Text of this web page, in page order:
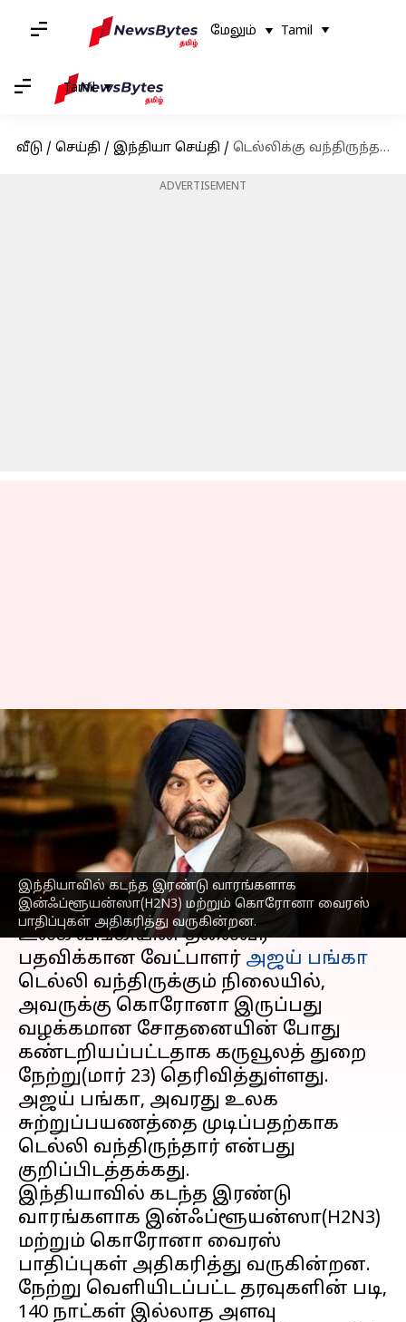
மேலும் Tamil
Tamil
வீடு / செய்தி / இந்தியா செய்தி / டெல்லிக்கு வந்திருந்த உலக வங்கியின் அடுத்த தலைவர் அஜய் பங்காவுக்கு கொரோனா
ADVERTISEMENT
இந்தியாவில் கடந்த இரண்டு வாரங்களாக
இன்ஃப்ளூயன்ஸா(H2N3) மற்றும் கொரோனா வைரஸ்
பாதிப்புகள் அதிகரித்து வருகின்றன.
டெல்லிக்கு வந்திருந்த
உலக வங்கியின் அடுத்த
தலைவர் அஜய்
பங்காவுக்கு கொரோனா
எழுதியவர் Sindhuja SM Mar 24, 2023 10:08 am
செய்தி முன்னோட்டம்
உலக வங்கியின் தலைவர்
பதவிக்கான வேட்பாளர் அஜய் பங்கா
டெல்லி வந்திருக்கும் நிலையில்,
அவருக்கு கொரோனா இருப்பது
வழக்கமான சோதனையின் போது
கண்டறியப்பட்டதாக கருவூலத் துறை
நேற்று(மார் 23) தெரிவித்துள்ளது.
அஜய் பங்கா, அவரது உலக
சுற்றுப்பயணத்தை முடிப்பதற்காக
டெல்லி வந்திருந்தார் என்பது
குறிப்பிடத்தக்கது.
இந்தியாவில் கடந்த இரண்டு
வாரங்களாக இன்ஃப்ளூயன்ஸா(H2N3)
மற்றும் கொரோனா வைரஸ்
பாதிப்புகள் அதிகரித்து வருகின்றன.
நேற்று வெளியிடப்பட்ட தரவுகளின் படி,
140 நாட்கள் இல்லாத அளவு